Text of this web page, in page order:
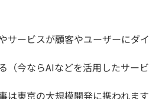
サービスが顧客やユーザーにダイ
（今ならAIなどを活用したサービ
は東京の大規模開発に携われます